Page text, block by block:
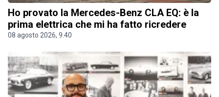
Ho provato la Mercedes-Benz CLA EQ: è la
prima elettrica che mi ha fatto ricredere
08 agosto 2026, 9.40